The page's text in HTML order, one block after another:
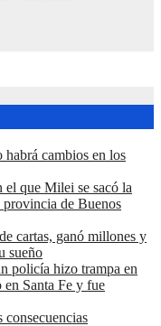
cambios en los
el que Milei se sacó la
provincia de Buenos
cartas, ganó millones y
sueño
policía hizo trampa en
en Santa Fe y fue